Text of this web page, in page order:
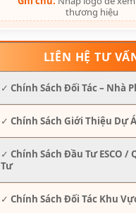
thương hiệu
LIÊN HỆ TƯ
✓ Chính Sách Đối Tác – Nhà
✓ Chính Sách Giới Thiệu Dự
✓ Chính Sách Đầu Tư ESCO /
Tư
✓ Chính Sách Đối Tác Khu